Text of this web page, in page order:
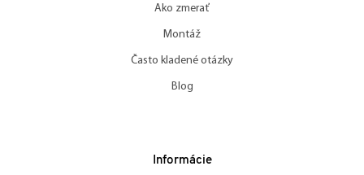
Ako zmerať
Montáž
Často kladené otázky
Blog
Informácie